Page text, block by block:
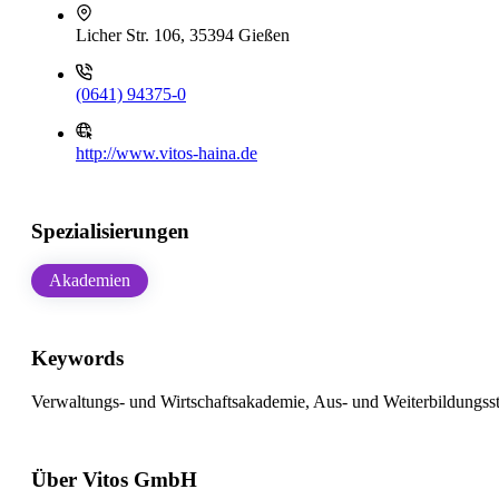
Licher Str. 106, 35394 Gießen
(0641) 94375-0
http://www.vitos-haina.de
Spezialisierungen
Akademien
Keywords
Verwaltungs- und Wirtschaftsakademie, Aus- und
Über Vitos GmbH